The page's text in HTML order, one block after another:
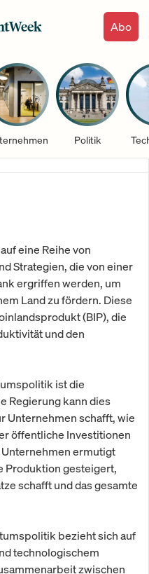
Abo
Politik
eine Reihe von
Strategien, die von einer
ergriffen werden, um
Land zu fördern. Diese
(BIP), die
und den
ist die
Regierung kann dies
Unternehmen schafft, wie
öffentliche Investitionen
ermutigt
Produktion gesteigert,
schafft und das gesamte
bezieht sich auf
technologischem
zwischen